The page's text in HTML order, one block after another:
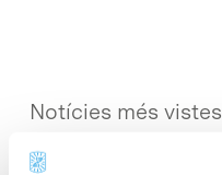
Notícies més vistes